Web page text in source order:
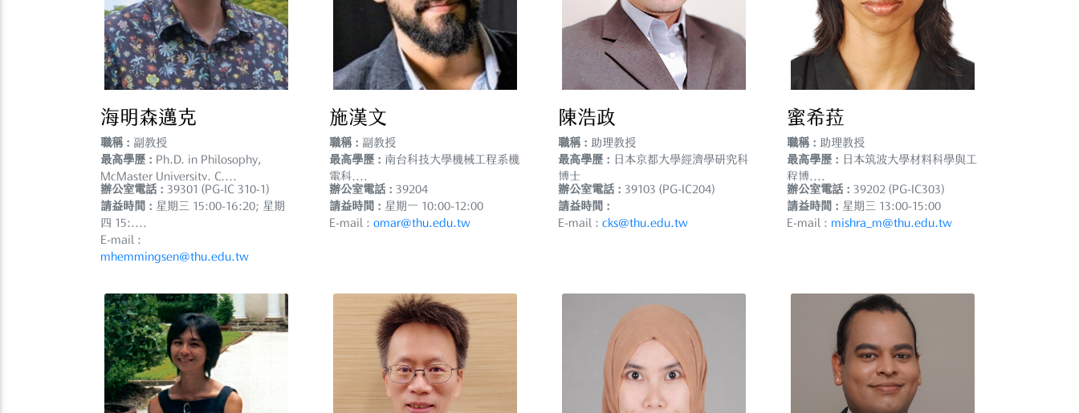
海明森邁克
職稱 : 副教授
最高學歷 : Ph.D. in Philosophy,
McMaster University, C....
辦公室電話 : 39301 (PG-IC 310-1)
請益時間 : 星期三 15:00-16:20; 星期
四 15:....
E-mail :
mhemmingsen@thu.edu.tw
施漢文
職稱 : 副教授
最高學歷 : 南台科技大學機械工程系機
電科....
辦公室電話 : 39204
請益時間 : 星期一 10:00-12:00
E-mail : omar@thu.edu.tw
陳浩政
職稱 : 助理教授
最高學歷 : 日本京都大學經濟學研究科
博士
辦公室電話 : 39103 (PG-IC204)
請益時間 :
E-mail : cks@thu.edu.tw
蜜希菈
職稱 : 助理教授
最高學歷 : 日本筑波大學材料科學與工
程博....
辦公室電話 : 39202 (PG-IC303)
請益時間 : 星期三 13:00-15:00
E-mail : mishra_m@thu.edu.tw